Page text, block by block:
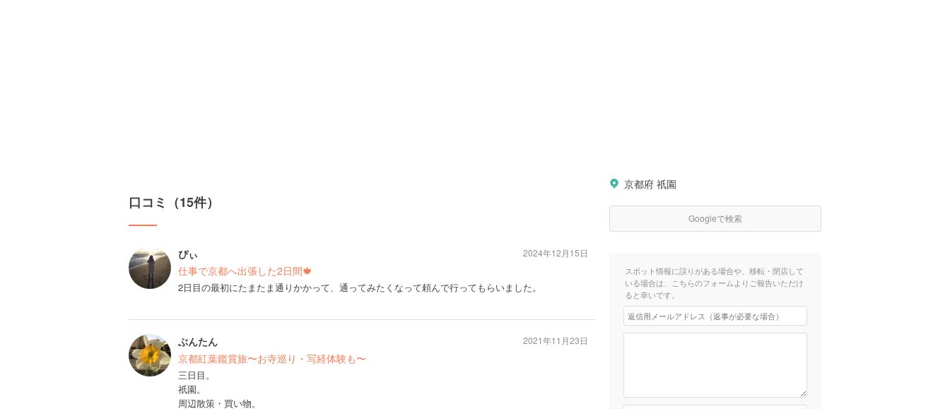
口コミ（15件）
ぴぃ
仕事で京都へ出張した2日間🍁
2日目の最初にたまたま通りかかって、通ってみたくなって頼んで行ってもらいました。
2024年12月15日
ぶんたん
京都紅葉鑑賞旅〜お寺巡り・写経体験も〜
三日目。
祇園。
周辺散策・買い物。
2021年11月23日
京都府 祇園
Googleで検索
スポット情報に誤りがある場合や、移転・閉店して
いる場合は、こちらのフォームよりご報告いただけ
ると幸いです。